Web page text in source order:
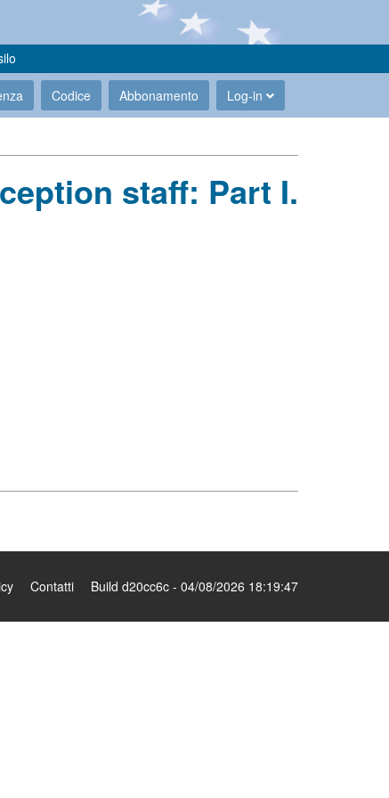
Codice Abbonamento Log-in
staff: Part I.
Contatti Build d20cc6c - 04/08/2026 18:19:47